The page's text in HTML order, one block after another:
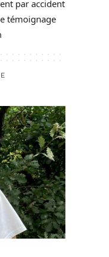
par accident
témoignage